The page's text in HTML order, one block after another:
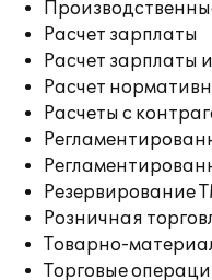
Расчет зарплаты
Расчет зарплаты
Расчет
Расчеты с
Резервирование
Розничная
Товарно-
Торговые